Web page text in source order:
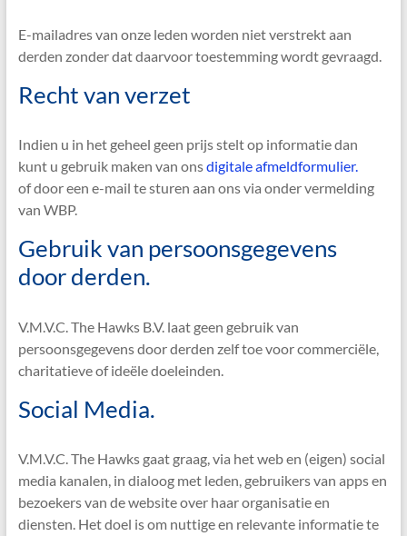
E-mailadres van onze leden worden niet verstrekt aan
derden zonder dat daarvoor toestemming wordt gevraagd.
Recht van verzet
Indien u in het geheel geen prijs stelt op informatie dan
kunt u gebruik maken van onsdigitale afmeldformulier.
of door een e-mail te sturen aan ons via onder vermelding
van WBP.
Gebruik van persoonsgegevens
door derden.
V.M.V.C. The Hawks B.V. laat geen gebruik van
persoonsgegevens door derden zelf toe voor commerciële,
charitatieve of ideële doeleinden.
Social Media.
V.M.V.C. The Hawks gaat graag, via het web en (eigen) social
media kanalen, in dialoog met leden, gebruikers van apps en
bezoekers van de website over haar organisatie en
diensten. Het doel is om nuttige en relevante informatie te